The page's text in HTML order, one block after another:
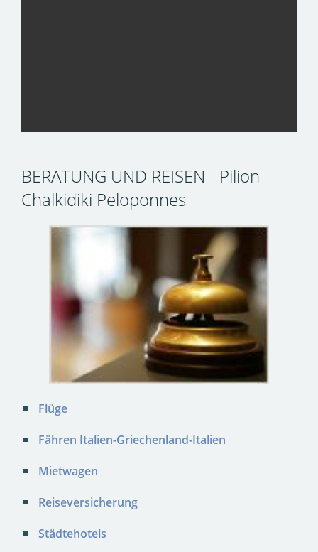
BERATUNG UND REISEN - Pilion
Chalkidiki Peloponnes
Flüge
Fähren Italien-Griechenland-Italien
Mietwagen
Reiseversicherung
Städtehotels